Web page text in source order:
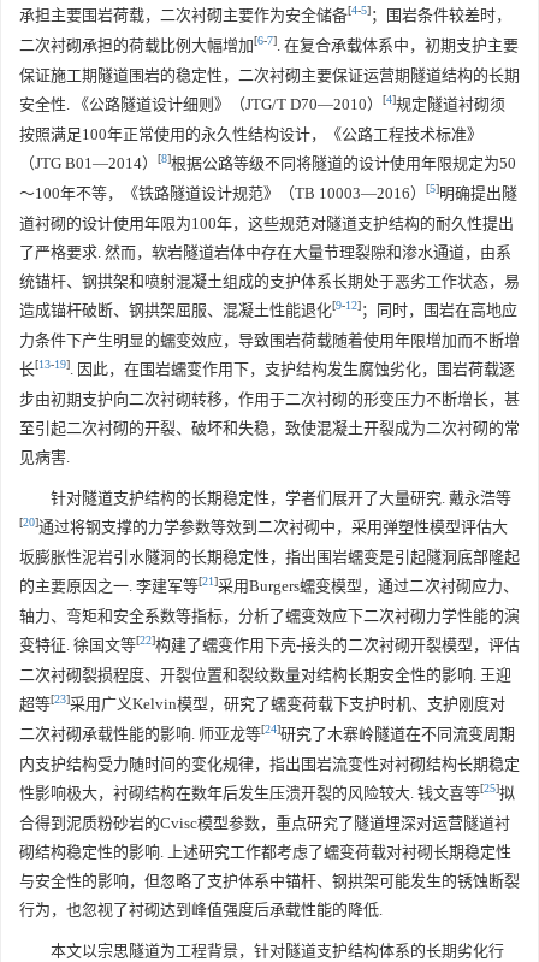
承担主要围岩荷载，二次衬砌主要作为安全储备[4-5]；围岩条件较差时，
二次衬砌承担的荷载比例大幅增加[6-7]. 在复合承载体系中，初期支护主要
保证施工期隧道围岩的稳定性，二次衬砌主要保证运营期隧道结构的长期
安全性. 《公路隧道设计细则》（JTG/T D70—2010）
[4]规定隧道衬砌须
按照满足100年正常使用的永久性结构设计，《公路工程技术标准》
（JTG B01—2014）
[8]根据公路等级不同将隧道的设计使用年限规定为50
～100年不等，《铁路隧道设计规范》（TB 10003—2016）
[5]明确提出隧
道衬砌的设计使用年限为100年，这些规范对隧道支护结构的耐久性提出
了严格要求. 然而，软岩隧道岩体中存在大量节理裂隙和渗水通道，由系
统锚杆、钢拱架和喷射混凝土组成的支护体系长期处于恶劣工作状态，易
造成锚杆破断、钢拱架屈服、混凝土性能退化[9-12]；同时，围岩在高地应
力条件下产生明显的蠕变效应，导致围岩荷载随着使用年限增加而不断增
长[13-19]. 因此，在围岩蠕变作用下，支护结构发生腐蚀劣化，围岩荷载逐
步由初期支护向二次衬砌转移，作用于二次衬砌的形变压力不断增长，甚
至引起二次衬砌的开裂、破坏和失稳，致使混凝土开裂成为二次衬砌的常
见病害.
针对隧道支护结构的长期稳定性，学者们展开了大量研究. 戴永浩等
[20]通过将钢支撑的力学参数等效到二次衬砌中，采用弹塑性模型评估大
坂膨胀性泥岩引水隧洞的长期稳定性，指出围岩蠕变是引起隧洞底部隆起
的主要原因之一. 李建军等[21]采用Burgers蠕变模型，通过二次衬砌应力、
轴力、弯矩和安全系数等指标，分析了蠕变效应下二次衬砌力学性能的演
变特征. 徐国文等[22]构建了蠕变作用下壳-接头的二次衬砌开裂模型，评估
二次衬砌裂损程度、开裂位置和裂纹数量对结构长期安全性的影响. 王迎
超等[23]采用广义Kelvin模型，研究了蠕变荷载下支护时机、支护刚度对
二次衬砌承载性能的影响. 师亚龙等[24]研究了木寨岭隧道在不同流变周期
内支护结构受力随时间的变化规律，指出围岩流变性对衬砌结构长期稳定
性影响极大，衬砌结构在数年后发生压溃开裂的风险较大. 钱文喜等[25]拟
合得到泥质粉砂岩的Cvisc模型参数，重点研究了隧道埋深对运营隧道衬
砌结构稳定性的影响. 上述研究工作都考虑了蠕变荷载对衬砌长期稳定性
与安全性的影响，但忽略了支护体系中锚杆、钢拱架可能发生的锈蚀断裂
行为，也忽视了衬砌达到峰值强度后承载性能的降低.
本文以宗思隧道为工程背景，针对隧道支护结构体系的长期劣化行